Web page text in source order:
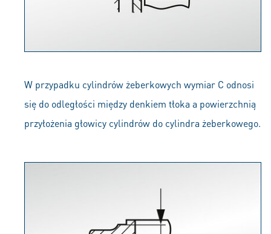
W przypadku cylindrów żeberkowych wymiar C odnosi
się do odległości między denkiem tłoka a powierzchnią
przyłożenia głowicy cylindrów do cylindra żeberkowego.